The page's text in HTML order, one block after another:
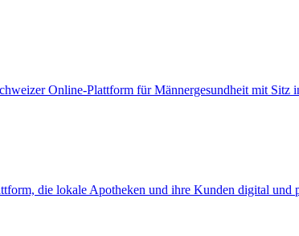
Online-Plattform für Männergesundheit mit
die lokale Apotheken und ihre Kunden digital